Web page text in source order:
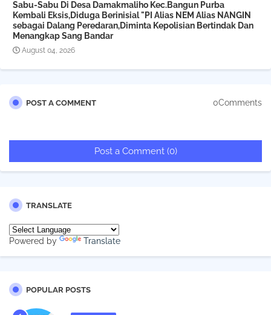
Sabu-Sabu Di Desa Damakmaliho Kec.Bangun Purba
Kembali Eksis,Diduga Berinisial "PI Alias NEM Alias NANGIN
sebagai Dalang Peredaran,Diminta Kepolisian Bertindak Dan
Menangkap Sang Bandar
August 04, 2026
POST A COMMENT 0Comments
Post a Comment (0)
TRANSLATE
Powered by Translate
POPULAR POSTS